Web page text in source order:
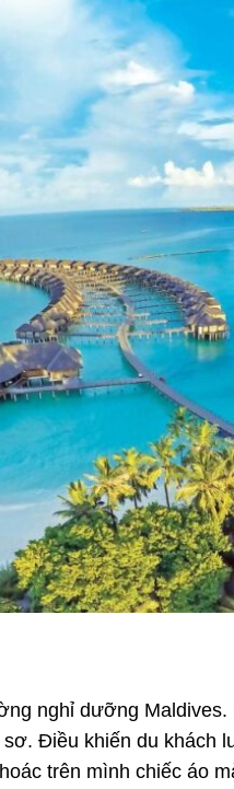
nghỉ dưỡng Maldives.
Điều khiến du khách
trên mình chiếc áo